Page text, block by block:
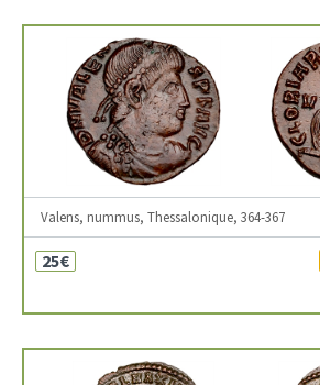
Valens, nummus, Thessalonique, 364-367
25€